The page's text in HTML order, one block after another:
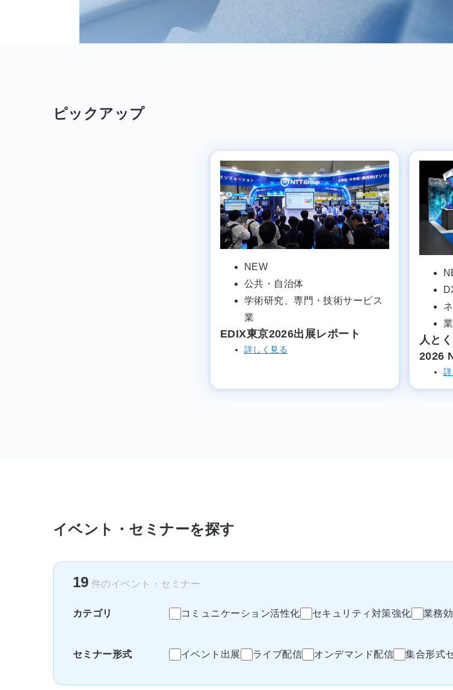
ピックアップ
NEW
公共・自治体
学術研究、専門・技術サービス
業
EDIX東京2026出展レポート
詳しく見る
人と
2026
イベント・セミナーを探す
19 件のイベント・セミナー
カテゴリ コミュニケーション活性化 セキュリティ対策強化 業務
セミナー形式 イベント出展 ライブ配信 オンデマンド配信 集合形式